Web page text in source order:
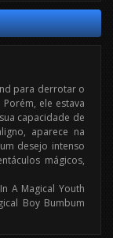
para derrotar o
ele estava
capacidade de
aparece na
desejo intenso
mágicos,
A Magical Youth
Boy Bumbum